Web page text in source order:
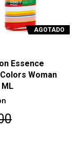
AGOTADO
Essence
Woman
ML